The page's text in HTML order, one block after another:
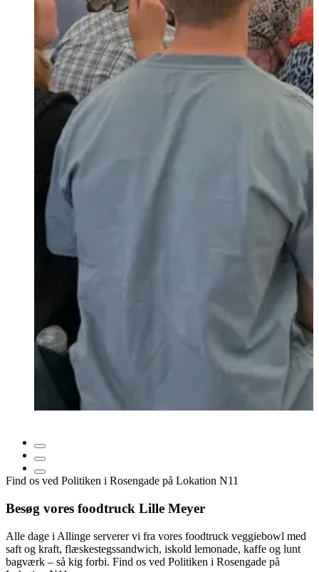
Find os ved Politiken i Rosengade på Lokation N11
Besøg vores foodtruck Lille Meyer
Alle dage i Allinge serverer vi fra vores foodtruck veggiebowl med
saft og kraft, flæskestegssandwich, iskold lemonade, kaffe og lunt
bagværk – så kig forbi. Find os ved Politiken i Rosengade på